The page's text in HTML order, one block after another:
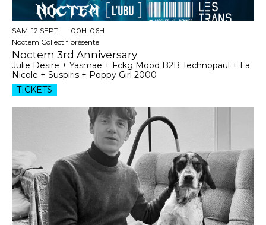
SAM. 12 SEPT. — 00H-06H
Noctem Collectif présente
Noctem 3rd Anniversary
Julie Desire + Yasmae + Fckg Mood B2B Technopaul + La
Nicole + Suspiris + Poppy Girl 2000
TICKETS